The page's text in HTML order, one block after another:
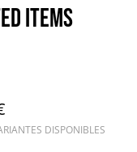
items
DISPONIBLES